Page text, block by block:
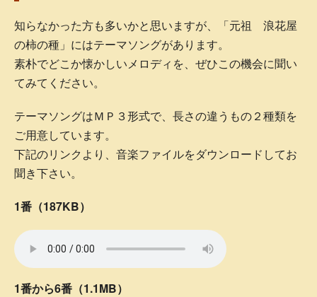
知らなかった方も多いかと思いますが、「元祖 浪花屋
の柿の種」にはテーマソングがあります。
素朴でどこか懐かしいメロディを、ぜひこの機会に聞い
てみてください。
テーマソングはＭＰ３形式で、長さの違うもの２種類を
ご用意しています。
下記のリンクより、音楽ファイルをダウンロードしてお
聞き下さい。
1番（187KB）
1番から6番（1.1MB）